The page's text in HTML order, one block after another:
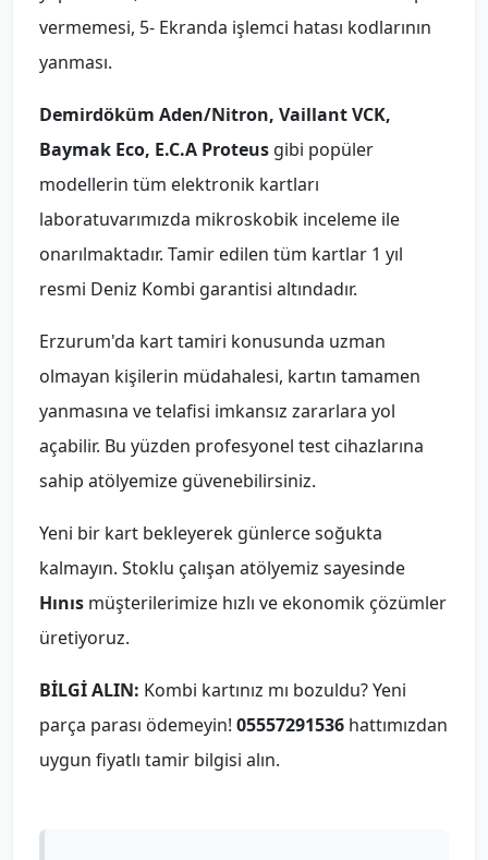
vermemesi, 5- Ekranda işlemci hatası kodlarının
yanması.
Demirdöküm Aden/Nitron, Vaillant VCK,
Baymak Eco, E.C.A Proteus gibi popüler
modellerin tüm elektronik kartları
laboratuvarımızda mikroskobik inceleme ile
onarılmaktadır. Tamir edilen tüm kartlar 1 yıl
resmi Deniz Kombi garantisi altındadır.
Erzurum'da kart tamiri konusunda uzman
olmayan kişilerin müdahalesi, kartın tamamen
yanmasına ve telafisi imkansız zararlara yol
açabilir. Bu yüzden profesyonel test cihazlarına
sahip atölyemize güvenebilirsiniz.
Yeni bir kart bekleyerek günlerce soğukta
kalmayın. Stoklu çalışan atölyemiz sayesinde
Hınıs müşterilerimize hızlı ve ekonomik çözümler
üretiyoruz.
BİLGİ ALIN: Kombi kartınız mı bozuldu? Yeni
parça parası ödemeyin! 05557291536 hattımızdan
uygun fiyatlı tamir bilgisi alın.